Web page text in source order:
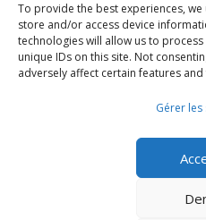
To provide the best experiences,
store and/or access device
technologies will allow us to
unique IDs on this site. Not
adversely affect certain features and
Gérer les
Philippines
Information